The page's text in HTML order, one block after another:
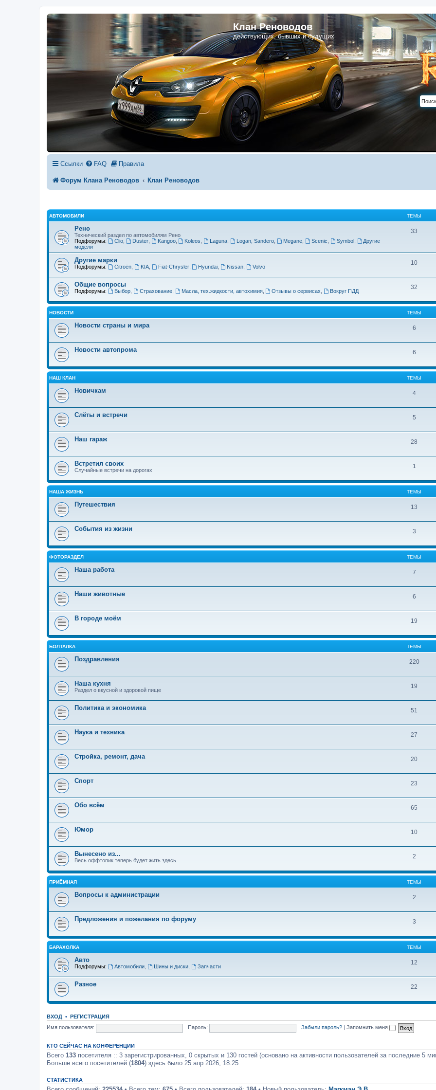
Клан Реноводов
действующих, бывших и будущих
Ссылки FAQ Правила
Форум Клана Реноводов Клан Реноводов
АВТОМОБИЛИ ТЕМЫ
Рено
Технический раздел по автомобилям Рено
Подфорумы:
Clio, Duster, Kangoo, Koleos Laguna Logan, Sandero Megane, Scenic Symbol,
Другие
модели
33
Другие марки
Подфорумы: Citroёn, KIA, Fiat-Chrysler, Hyundai Nissan Volvo
10
Общие вопросы
Подфорумы: Выбор, Страхование, Масла, тех.жидкости, автохимия, Отзывы о сервисах Вокруг ПДД
32
НОВОСТИ ТЕМЫ
Новости страны и мира 6
Новости автопрома 6
НАШ КЛАН ТЕМЫ
Новичкам 4
Слёты и встречи 5
Наш гараж 28
Встретил своих
Случайные встречи на дорогах
1
НАША ЖИЗНЬ ТЕМЫ
Путешествия 13
События из жизни 3
ФОТОРАЗДЕЛ ТЕМЫ
Наша работа 7
Наши животные 6
В городе моём 19
БОЛТАЛКА ТЕМЫ
Поздравления 220
Наша кухня
Раздел о вкусной и здоровой пище
19
Политика и экономика 51
Наука и техника 27
Стройка, ремонт, дача 20
Спорт 23
Обо всём 65
Юмор 10
Вынесено из...
Весь оффтопик теперь будет жить здесь.
2
ПРИЁМНАЯ ТЕМЫ
Вопросы к администрации 2
Предложения и пожелания по форуму 3
БАРАХОЛКА ТЕМЫ
Авто
Подфорумы: Автомобили, Шины и диски, Запчасти
12
Разное 22
ВХОД • РЕГИСТРАЦИЯ
Имя пользователя:
Пароль: Забыли пароль? Запомнить меня
КТО СЕЙЧАС НА КОНФЕРЕНЦИИ
Всего 133 посетителя :: 3 зарегистрированных, 0 скрытых и 130 гостей (основано на активности пользователей за последние 5
Больше всего посетителей (1804) здесь было 25 апр 2026, 18:25
СТАТИСТИКА